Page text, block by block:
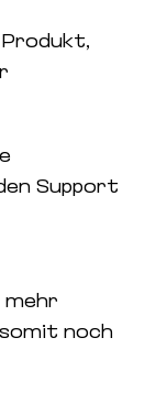
Support
mehr
noch